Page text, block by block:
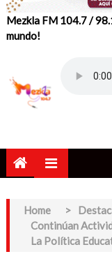
Mezkla FM 104.7 /
mundo!
Home >
Continúan
La Política